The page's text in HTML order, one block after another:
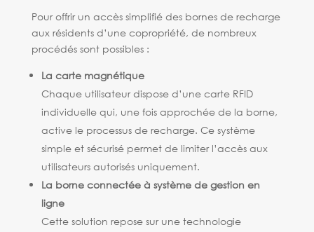
Pour offrir un accès simplifié des bornes de recharge
aux résidents d’une copropriété, de nombreux
procédés sont possibles :
La carte magnétique
Chaque utilisateur dispose d’une carte RFID
individuelle qui, une fois approchée de la borne,
active le processus de recharge. Ce système
simple et sécurisé permet de limiter l’accès aux
utilisateurs autorisés uniquement.
La borne connectée à système de gestion en
ligne
Cette solution repose sur une technologie